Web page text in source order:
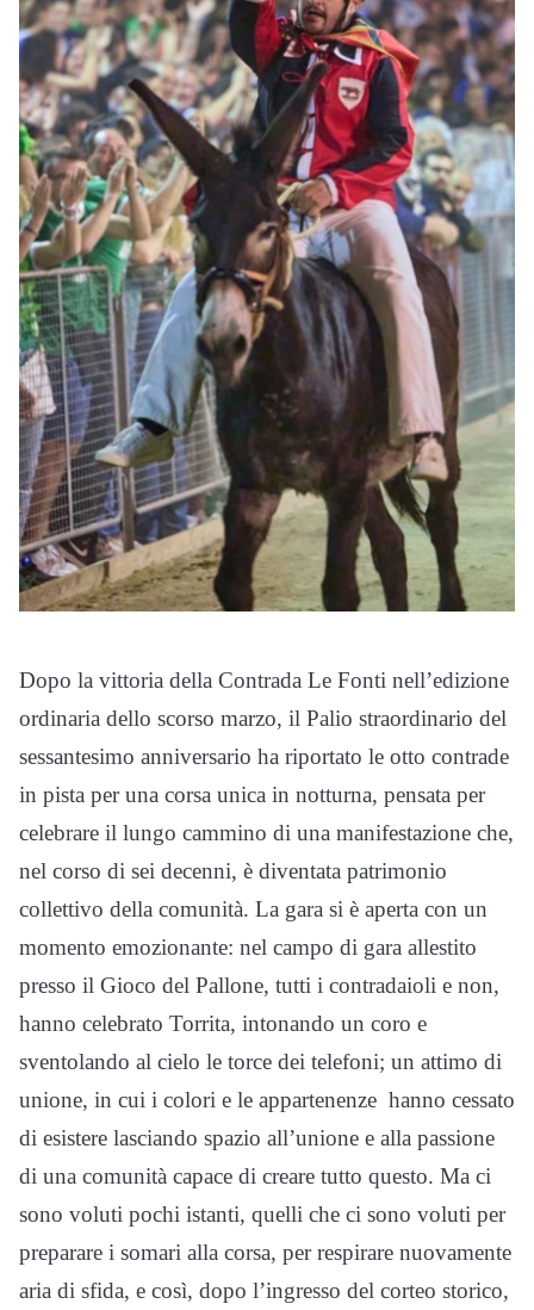
Dopo la vittoria della Contrada Le Fonti nell’edizione
ordinaria dello scorso marzo, il Palio straordinario del
sessantesimo anniversario ha riportato le otto contrade
in pista per una corsa unica in notturna, pensata per
celebrare il lungo cammino di una manifestazione che,
nel corso di sei decenni, è diventata patrimonio
collettivo della comunità. La gara si è aperta con un
momento emozionante: nel campo di gara allestito
presso il Gioco del Pallone, tutti i contradaioli e non,
hanno celebrato Torrita, intonando un coro e
sventolando al cielo le torce dei telefoni; un attimo di
unione, in cui i colori e le appartenenze hanno cessato
di esistere lasciando spazio all’unione e alla passione
di una comunità capace di creare tutto questo. Ma ci
sono voluti pochi istanti, quelli che ci sono voluti per
preparare i somari alla corsa, per respirare nuovamente
aria di sfida, e così, dopo l’ingresso del corteo storico,